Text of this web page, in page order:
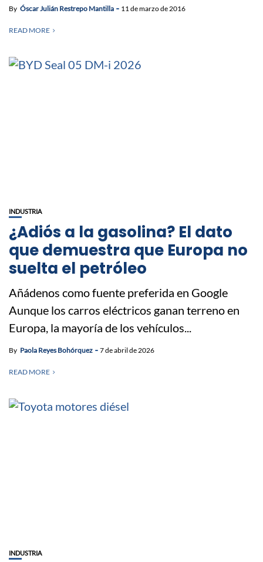
By Óscar Julián Restrepo Mantilla 11 de marzo de 2016
READ MORE
INDUSTRIA
¿Adiós a la gasolina? El dato
que demuestra que Europa no
suelta el petróleo
Añádenos como fuente preferida en Google
Aunque los carros eléctricos ganan terreno en
Europa, la mayoría de los vehículos...
By Paola Reyes Bohórquez 7 de abril de 2026
READ MORE
INDUSTRIA